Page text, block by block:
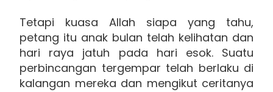
Tetapi kuasa Allah siapa yang tahu,
petang itu anak bulan telah kelihatan dan
hari raya jatuh pada hari esok. Suatu
perbincangan tergempar telah berlaku di
kalangan mereka dan mengikut ceritanya